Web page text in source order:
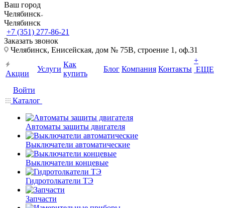
Ваш город
Челябинск
Челябинск
+7 (351) 277-86-21
Заказать звонок
Челябинск, Енисейская, дом № 75В, строение 1, оф.31
Акции
Услуги
Как
купить
Блог Компания Контакты
+
ЕЩЕ
Войти
Каталог
Автоматы защиты двигателя
Выключатели автоматические
Выключатели концевые
Гидротолкатели ТЭ
Запчасти